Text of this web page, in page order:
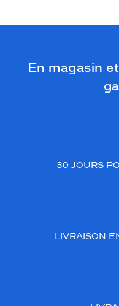
En magasin
30 JOURS
LIVRAISON